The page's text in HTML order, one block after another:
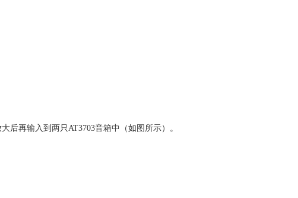
后再输入到两只AT3703音箱中（如图所示）。